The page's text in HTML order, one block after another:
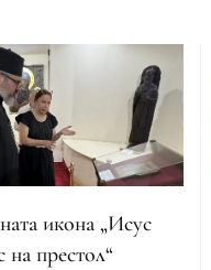
икона „Исус
на престол“